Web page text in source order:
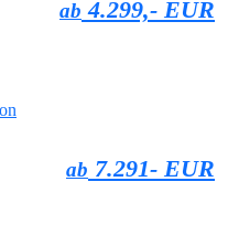
ab 4.299,- EUR
ab 7.291- EUR